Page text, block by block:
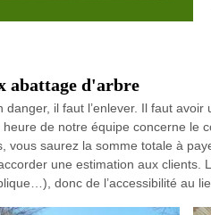
abattage d'arbre
danger, il faut l’enlever. Il faut
de notre équipe concerne le
vous saurez la somme totale à
une estimation aux clients.
donc de l’accessibilité au